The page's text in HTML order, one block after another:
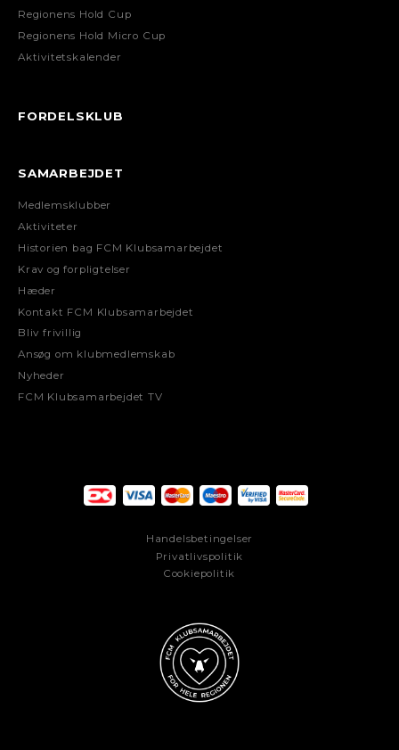
Regionens Hold Cup
Regionens Hold Micro Cup
Aktivitetskalender
FORDELSKLUB
SAMARBEJDET
Medlemsklubber
Aktiviteter
Historien bag FCM Klubsamarbejdet
Krav og forpligtelser
Hæder
Kontakt FCM Klubsamarbejdet
Bliv frivillig
Ansøg om klubmedlemskab
Nyheder
FCM Klubsamarbejdet TV
Handelsbetingelser
Privatlivspolitik
Cookiepolitik